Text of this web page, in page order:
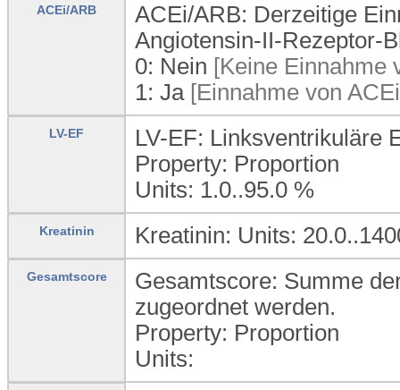
ACEi/ARB
ACEi/ARB: Derzeitige
Angiotensin-II-Rezeptor-
0: Nein [Keine Einnahme
1: Ja[Einnahme von
LV-EF
LV-EF: Linksventrikuläre
Property: Proportion
Units: 1.0..95.0 %
Kreatinin Kreatinin: Units:
Gesamtscore
Gesamtscore: Summe
zugeordnet werden.
Property: Proportion
Units: